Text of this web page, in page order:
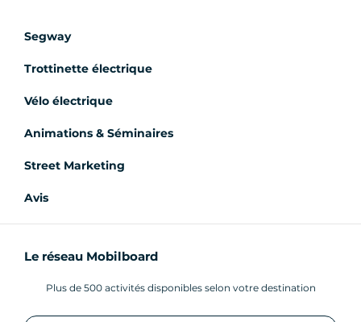
Segway
Trottinette électrique
Vélo électrique
Animations & Séminaires
Street Marketing
Avis
Le réseau Mobilboard
Plus de 500 activités disponibles selon votre destination